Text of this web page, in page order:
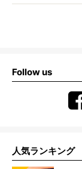
Follow us
人気ランキング